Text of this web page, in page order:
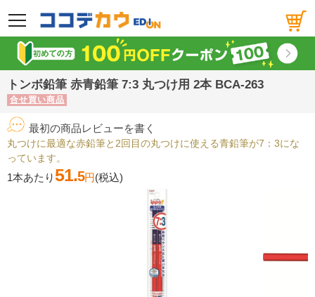
メニュー
トンボ鉛筆 赤青鉛筆 7:3 丸つけ用 2本 BCA-263
合せ買い商品
最初の商品レビューを書く
丸つけに最適な赤鉛筆と2回目の丸つけに使える青鉛筆が7：3にな
っています。
1本あたり51.5円(税込)